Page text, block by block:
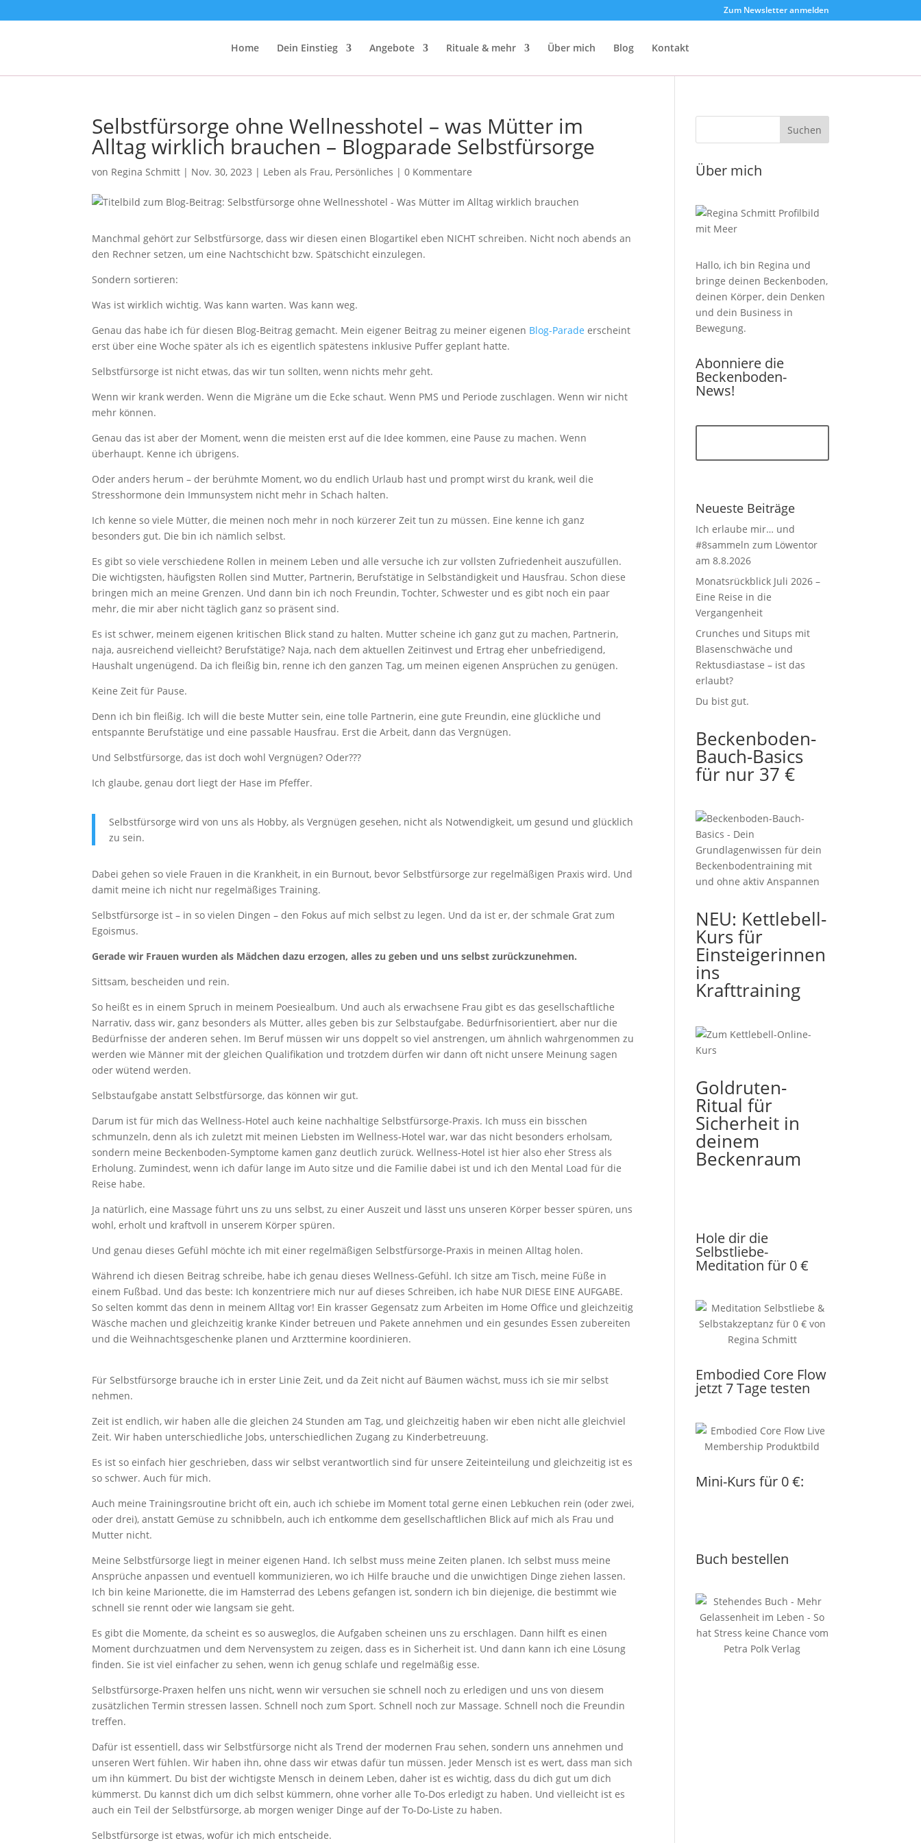
Zum Newsletter anmelden
Home Dein Einstieg Angebote Rituale & mehr Über mich Blog Kontakt
Selbstfürsorge ohne Wellnesshotel – was Mütter im
Alltag wirklich brauchen – Blogparade Selbstfürsorge
von Regina Schmitt | Nov. 30, 2023 | Leben als Frau, Persönliches |0 Kommentare
Manchmal gehört zur Selbstfürsorge, dass wir diesen einen Blogartikel eben NICHT schreiben. Nicht noch abends an
den Rechner setzen, um eine Nachtschicht bzw. Spätschicht einzulegen.
Sondern sortieren:
Was ist wirklich wichtig. Was kann warten. Was kann weg.
Genau das habe ich für diesen Blog-Beitrag gemacht. Mein eigener Beitrag zu meiner eigenen Blog-Parade erscheint
erst über eine Woche später als ich es eigentlich spätestens inklusive Puffer geplant hatte.
Selbstfürsorge ist nicht etwas, das wir tun sollten, wenn nichts mehr geht.
Wenn wir krank werden. Wenn die Migräne um die Ecke schaut. Wenn PMS und Periode zuschlagen. Wenn wir nicht
mehr können.
Genau das ist aber der Moment, wenn die meisten erst auf die Idee kommen, eine Pause zu machen. Wenn
überhaupt. Kenne ich übrigens.
Oder anders herum – der berühmte Moment, wo du endlich Urlaub hast und prompt wirst du krank, weil die
Stresshormone dein Immunsystem nicht mehr in Schach halten.
Ich kenne so viele Mütter, die meinen noch mehr in noch kürzerer Zeit tun zu müssen. Eine kenne ich ganz
besonders gut. Die bin ich nämlich selbst.
Es gibt so viele verschiedene Rollen in meinem Leben und alle versuche ich zur vollsten Zufriedenheit auszufüllen.
Die wichtigsten, häufigsten Rollen sind Mutter, Partnerin, Berufstätige in Selbständigkeit und Hausfrau. Schon diese
bringen mich an meine Grenzen. Und dann bin ich noch Freundin, Tochter, Schwester und es gibt noch ein paar
mehr, die mir aber nicht täglich ganz so präsent sind.
Es ist schwer, meinem eigenen kritischen Blick stand zu halten. Mutter scheine ich ganz gut zu machen, Partnerin,
naja, ausreichend vielleicht? Berufstätige? Naja, nach dem aktuellen Zeitinvest und Ertrag eher unbefriedigend,
Haushalt ungenügend. Da ich fleißig bin, renne ich den ganzen Tag, um meinen eigenen Ansprüchen zu genügen.
Keine Zeit für Pause.
Denn ich bin fleißig. Ich will die beste Mutter sein, eine tolle Partnerin, eine gute Freundin, eine glückliche und
entspannte Berufstätige und eine passable Hausfrau. Erst die Arbeit, dann das Vergnügen.
Und Selbstfürsorge, das ist doch wohl Vergnügen? Oder???
Ich glaube, genau dort liegt der Hase im Pfeffer.
Selbstfürsorge wird von uns als Hobby, als Vergnügen gesehen, nicht als Notwendigkeit, um gesund und glücklich
zu sein.
Dabei gehen so viele Frauen in die Krankheit, in ein Burnout, bevor Selbstfürsorge zur regelmäßigen Praxis wird. Und
damit meine ich nicht nur regelmäßiges Training.
Selbstfürsorge ist – in so vielen Dingen – den Fokus auf mich selbst zu legen. Und da ist er, der schmale Grat zum
Egoismus.
Gerade wir Frauen wurden als Mädchen dazu erzogen, alles zu geben und uns selbst zurückzunehmen.
Sittsam, bescheiden und rein.
So heißt es in einem Spruch in meinem Poesiealbum. Und auch als erwachsene Frau gibt es das gesellschaftliche
Narrativ, dass wir, ganz besonders als Mütter, alles geben bis zur Selbstaufgabe. Bedürfnisorientiert, aber nur die
Bedürfnisse der anderen sehen. Im Beruf müssen wir uns doppelt so viel anstrengen, um ähnlich wahrgenommen zu
werden wie Männer mit der gleichen Qualifikation und trotzdem dürfen wir dann oft nicht unsere Meinung sagen
oder wütend werden.
Selbstaufgabe anstatt Selbstfürsorge, das können wir gut.
Darum ist für mich das Wellness-Hotel auch keine nachhaltige Selbstfürsorge-Praxis. Ich muss ein bisschen
schmunzeln, denn als ich zuletzt mit meinen Liebsten im Wellness-Hotel war, war das nicht besonders erholsam,
sondern meine Beckenboden-Symptome kamen ganz deutlich zurück. Wellness-Hotel ist hier also eher Stress als
Erholung. Zumindest, wenn ich dafür lange im Auto sitze und die Familie dabei ist und ich den Mental Load für die
Reise habe.
Ja natürlich, eine Massage führt uns zu uns selbst, zu einer Auszeit und lässt uns unseren Körper besser spüren, uns
wohl, erholt und kraftvoll in unserem Körper spüren.
Und genau dieses Gefühl möchte ich mit einer regelmäßigen Selbstfürsorge-Praxis in meinen Alltag holen.
Während ich diesen Beitrag schreibe, habe ich genau dieses Wellness-Gefühl. Ich sitze am Tisch, meine Füße in
einem Fußbad. Und das beste: Ich konzentriere mich nur auf dieses Schreiben, ich habe NUR DIESE EINE AUFGABE.
So selten kommt das denn in meinem Alltag vor! Ein krasser Gegensatz zum Arbeiten im Home Office und gleichzeitig
Wäsche machen und gleichzeitig kranke Kinder betreuen und Pakete annehmen und ein gesundes Essen zubereiten
und die Weihnachtsgeschenke planen und Arzttermine koordinieren.
Für Selbstfürsorge brauche ich in erster Linie Zeit, und da Zeit nicht auf Bäumen wächst, muss ich sie mir selbst
nehmen.
Zeit ist endlich, wir haben alle die gleichen 24 Stunden am Tag, und gleichzeitig haben wir eben nicht alle gleichviel
Zeit. Wir haben unterschiedliche Jobs, unterschiedlichen Zugang zu Kinderbetreuung.
Es ist so einfach hier geschrieben, dass wir selbst verantwortlich sind für unsere Zeiteinteilung und gleichzeitig ist es
so schwer. Auch für mich.
Auch meine Trainingsroutine bricht oft ein, auch ich schiebe im Moment total gerne einen Lebkuchen rein (oder zwei,
oder drei), anstatt Gemüse zu schnibbeln, auch ich entkomme dem gesellschaftlichen Blick auf mich als Frau und
Mutter nicht.
Meine Selbstfürsorge liegt in meiner eigenen Hand. Ich selbst muss meine Zeiten planen. Ich selbst muss meine
Ansprüche anpassen und eventuell kommunizieren, wo ich Hilfe brauche und die unwichtigen Dinge ziehen lassen.
Ich bin keine Marionette, die im Hamsterrad des Lebens gefangen ist, sondern ich bin diejenige, die bestimmt wie
schnell sie rennt oder wie langsam sie geht.
Es gibt die Momente, da scheint es so ausweglos, die Aufgaben scheinen uns zu erschlagen. Dann hilft es einen
Moment durchzuatmen und dem Nervensystem zu zeigen, dass es in Sicherheit ist. Und dann kann ich eine Lösung
finden. Sie ist viel einfacher zu sehen, wenn ich genug schlafe und regelmäßig esse.
Selbstfürsorge-Praxen helfen uns nicht, wenn wir versuchen sie schnell noch zu erledigen und uns von diesem
zusätzlichen Termin stressen lassen. Schnell noch zum Sport. Schnell noch zur Massage. Schnell noch die Freundin
treffen.
Dafür ist essentiell, dass wir Selbstfürsorge nicht als Trend der modernen Frau sehen, sondern uns annehmen und
unseren Wert fühlen. Wir haben ihn, ohne dass wir etwas dafür tun müssen. Jeder Mensch ist es wert, dass man sich
um ihn kümmert. Du bist der wichtigste Mensch in deinem Leben, daher ist es wichtig, dass du dich gut um dich
kümmerst. Du kannst dich um dich selbst kümmern, ohne vorher alle To-Dos erledigt zu haben. Und vielleicht ist es
auch ein Teil der Selbstfürsorge, ab morgen weniger Dinge auf der To-Do-Liste zu haben.
Selbstfürsorge ist etwas, wofür ich mich entscheide.
Über mich
Hallo, ich bin Regina und
bringe deinen Beckenboden,
deinen Körper, dein Denken
und dein Business in
Bewegung.
Abonniere die
Beckenboden-
News!
Neueste Beiträge
Ich erlaube mir… und
#8sammeln zum Löwentor
am 8.8.2026
Monatsrückblick Juli 2026 –
Eine Reise in die
Vergangenheit
Crunches und Situps mit
Blasenschwäche und
Rektusdiastase – ist das
erlaubt?
Du bist gut.
Beckenboden-
Bauch-Basics
für nur 37 €
NEU: Kettlebell-
Kurs für
Einsteigerinnen
ins
Krafttraining
Goldruten-
Ritual für
Sicherheit in
deinem
Beckenraum
Hole dir die
Selbstliebe-
Meditation für 0 €
Embodied Core Flow
jetzt 7 Tage testen
Mini-Kurs für 0 €:
Buch bestellen